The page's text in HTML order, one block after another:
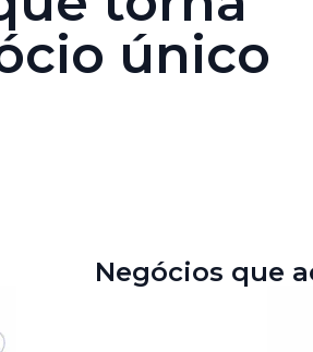
único
Negócios que